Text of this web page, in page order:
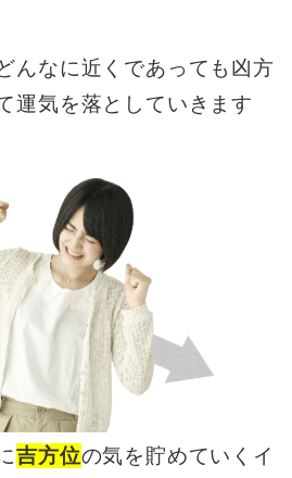
んなに近くであっても凶方
運気を落としていきます
吉方位の気を貯めていくイ